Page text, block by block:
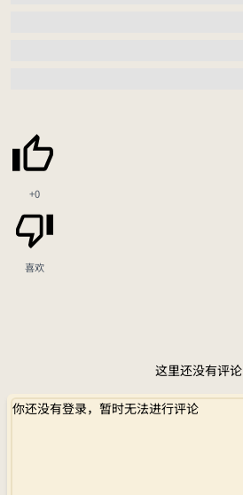
+0
喜欢
这里还没有评论
你还没有登录，暂时无法进行评论